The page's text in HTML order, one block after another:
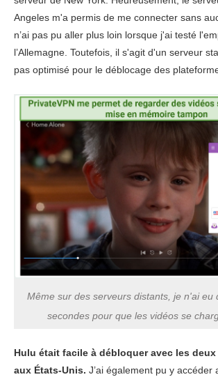
Angeles m'a permis de me connecter sans
n’ai pas pu aller plus loin lorsque j'ai testé
l’Allemagne. Toutefois, il s'agit d'un serveur
pas optimisé pour le déblocage des
Même sur des serveurs distants, je n'ai eu
secondes pour que les vidéos se
Hulu était facile à débloquer avec les
aux États-Unis. J’ai également pu y accéder